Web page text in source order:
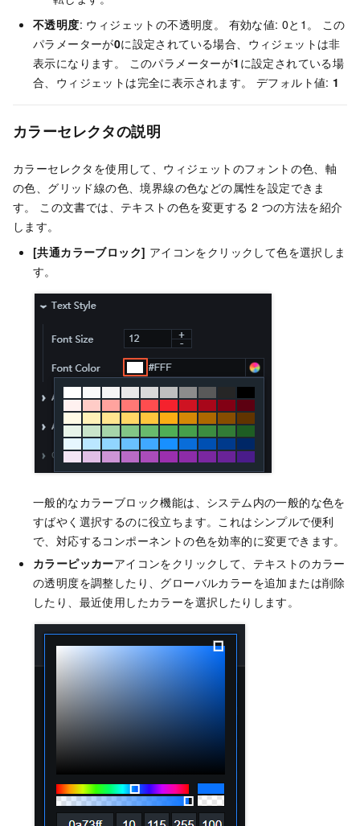
不透明度: ウィジェットの不透明度。 有効な値: 0と1。 この
パラメーターが0に設定されている場合、ウィジェットは非
表示になります。 このパラメーターが1 に設定されている場
合、ウィジェットは完全に表示されます。 デフォルト値: 1
カラーセレクタの説明
カラーセレクタを使用して、ウィジェットのフォントの色、軸
の色、グリッド線の色、境界線の色などの属性を設定できま
す。 この文書では、テキストの色を変更する 2 つの方法を紹介
します。
[共通カラーブロック] アイコンをクリックして色を選択しま
す。
一般的なカラーブロック機能は、システム内の一般的な色を
すばやく選択するのに役立ちます。これはシンプルで便利
で、対応するコンポーネントの色を効率的に変更できます。
カラーピッカーアイコンをクリックして、テキストのカラー
の透明度を調整したり、グローバルカラーを追加または削除
したり、最近使用したカラーを選択したりします。